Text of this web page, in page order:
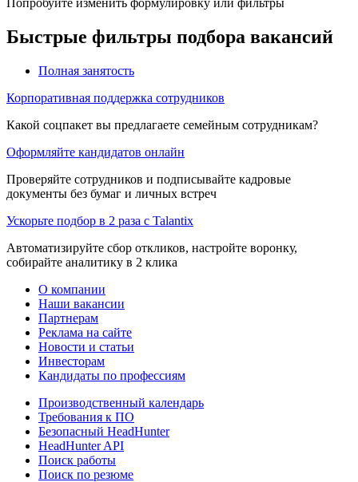
Быстрые фильтры подбора вакансий
Полная занятость
Корпоративная поддержка сотрудников
Какой соцпакет вы предлагаете семейным сотрудникам?
Оформляйте кандидатов онлайн
Проверяйте сотрудников и подписывайте кадровые
документы без бумаг и личных встреч
Ускорьте подбор в 2 раза с Talantix
Автоматизируйте сбор откликов, настройте воронку,
собирайте аналитику в 2 клика
О компании
Наши вакансии
Партнерам
Реклама на сайте
Новости и статьи
Инвесторам
Кандидаты по профессиям
Производственный календарь
Требования к ПО
Безопасный HeadHunter
HeadHunter API
Поиск работы
Поиск по резюме